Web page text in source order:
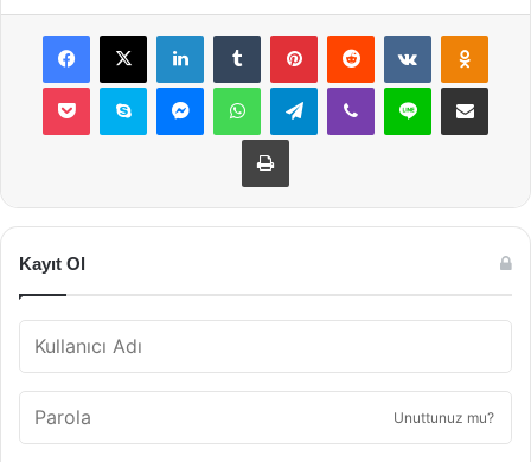
Facebook
X LinkedInTumblr PinterestReddit VKontakte
Pocket Skype MessengerWhatsAppTelegramViber Line E-Posta ile
Yazdır
Kayıt Ol
Unuttunuz mu?